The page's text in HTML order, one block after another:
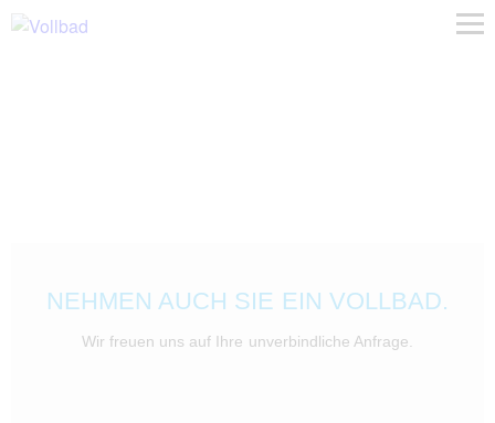
NEHMEN AUCH SIE EIN VOLLBAD.
Wir freuen uns auf Ihre unverbindliche Anfrage.